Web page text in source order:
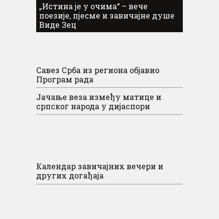
„Истина је у очима“ – вече
поезије, пјесме и завичајне душе
Виде Зец
Савез Срба из региона објавио
Програм рада
Јачање веза између матице и
српског народа у дијаспори
Календар завичајних вечери и
других догађаја